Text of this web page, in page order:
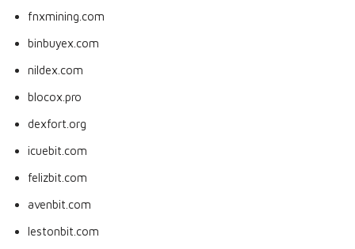
fnxmining.com
binbuyex.com
nildex.com
blocox.pro
dexfort.org
icuebit.com
felizbit.com
avenbit.com
lestonbit.com